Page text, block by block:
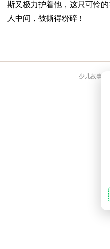
斯又极力护着他，这只可怜
人中间，被撕得粉碎！
少儿故事大